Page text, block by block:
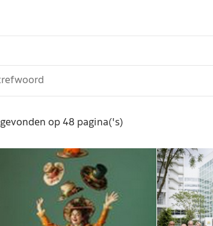
op 48 pagina('s)